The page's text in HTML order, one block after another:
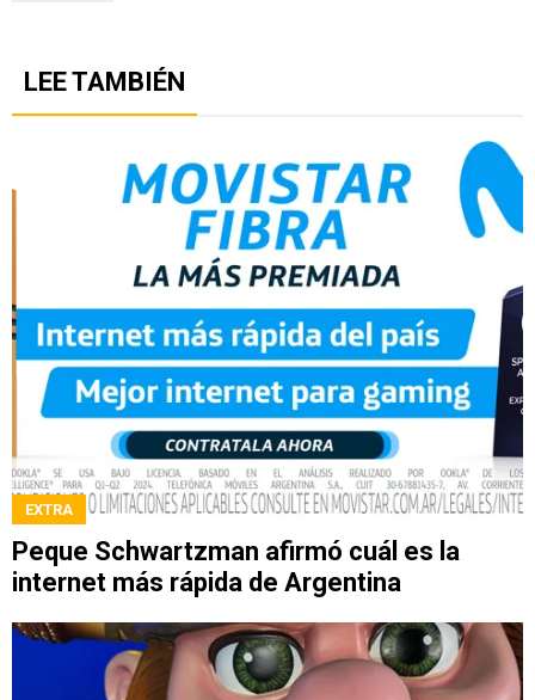
LEE TAMBIÉN
EXTRA
Peque Schwartzman afirmó cuál es la
internet más rápida de Argentina